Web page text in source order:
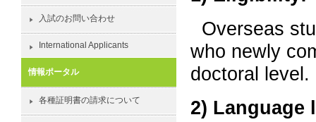
Overseas
who newly
doctoral level.
2) Language
入試のお問い合わせ
International Applicants
情報ポータル
各種証明書の請求について